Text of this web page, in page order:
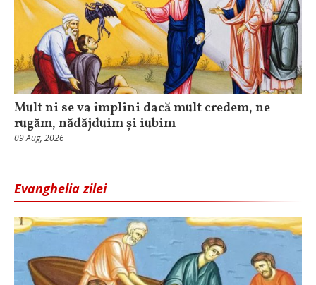
Mult ni se va împlini dacă mult credem, ne
rugăm, nădăjduim și iubim
09 Aug, 2026
Evanghelia zilei